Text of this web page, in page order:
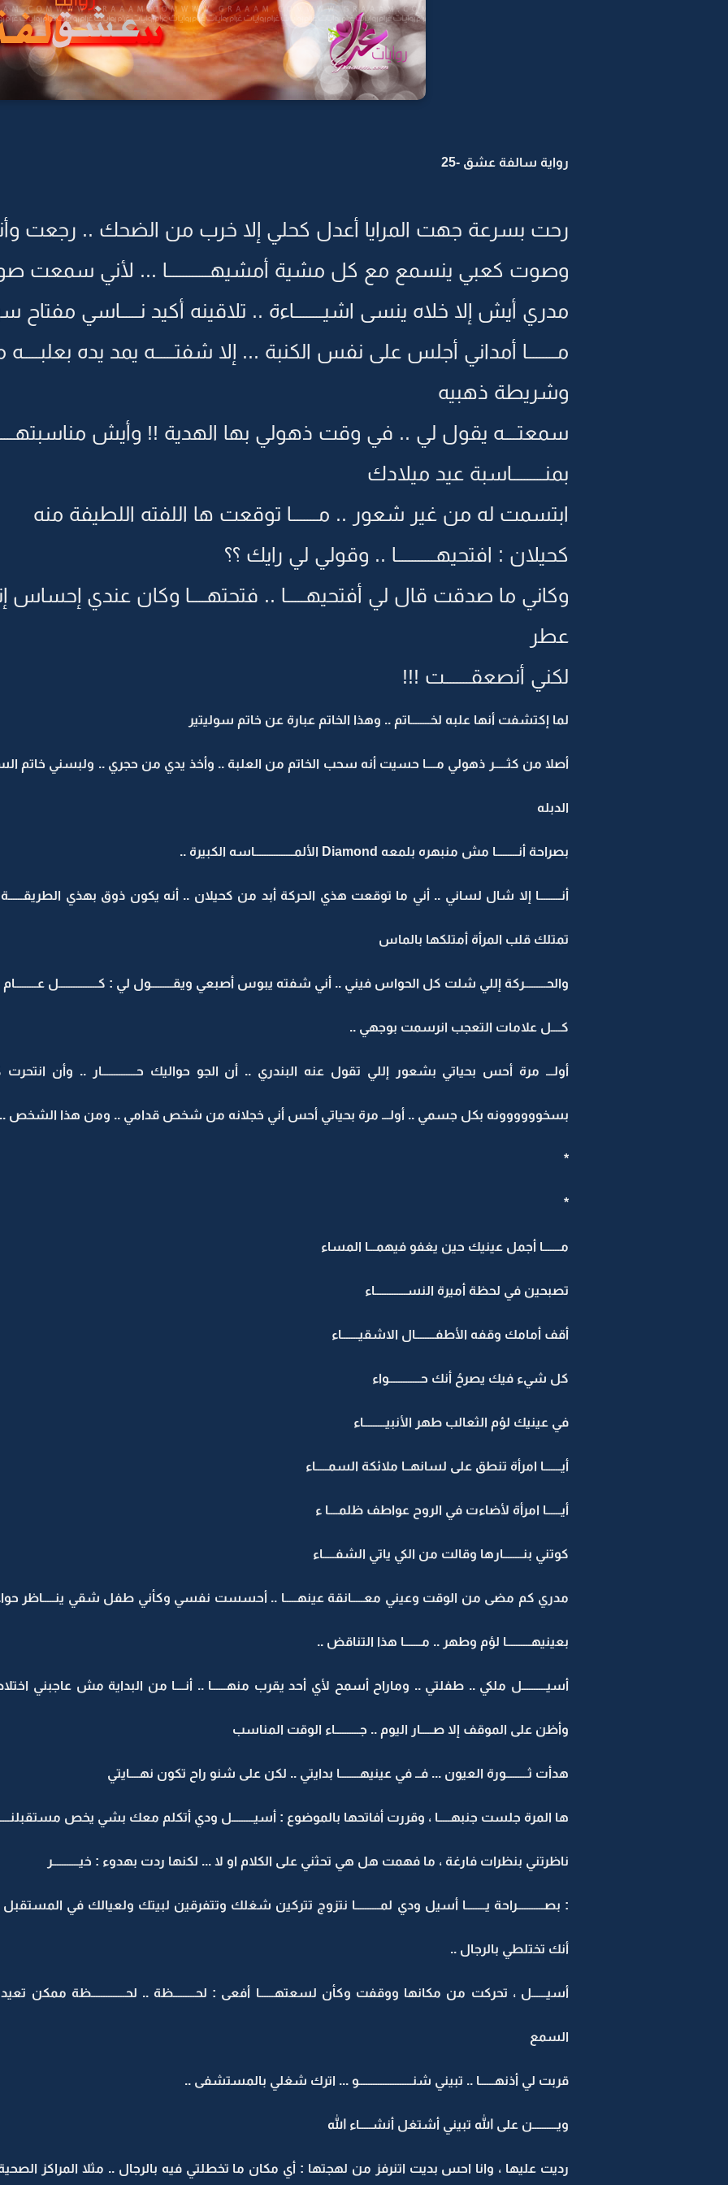
رواية سالفة عشق -25
رحت بسرعة جهت المرايا أعدل كحلي إلا خرب من الضحك .. رجعت
وصوت كعبي ينسمع مع كل مشية أمشيهـــــــــــــا ... لأني سمعت
مدري أيش إلا خلاه ينسى اشيـــــــــاءة .. تلاقينه أكيد نــــــاسي مفتاح
مـــــــــا أمداني أجلس على نفس الكنبة ... إلا شفتــــــه يمد يده بعلبـــــه
وشريطة ذهبيه
سمعتــــه يقول لي .. في وقت ذهولي بها الهدية !! وأيش
بمنــــــــــاسبة عيد ميلادك
ابتسمت له من غير شعور .. مــــــــا توقعت ها اللفته اللطيفة منه
كحيلان : افتحيهــــــــــــا .. وقولي لي رايك ؟؟
وكاني ما صدقت قال لي أفتحيهــــــا .. فتحتهـــــا وكان عندي إحساس
عطر
لكني أنصعقــــــــت !!!
لما إكتشفت أنها علبه لخــــــــاتم .. وهذا الخاتم عبارة عن خاتم سوليتير
أصلا من كثـــــر ذهولي مــــا حسيت أنه سحب الخاتم من العلبة .. وأخذ يدي من حجري .. ولبسني خاتم
الدبله
بصراحة أنـــــــــا مش منبهره بلمعه Diamond الألمــــــــــــــــاسه الكبيرة ..
أنـــــــــا إلا شال لساني .. أني ما توقعت هذي الحركة أبد من كحيلان .. أنه يكون ذوق بهذي
تمتلك قلب المرأة أمتلكها بالماس
والحـــــــــركة إللي شلت كل الحواس فيني .. أني شفته يبوس أصبعي ويقـــــــــول لي : كــــــــــــــــل
كــــل علامات التعجب انرسمت بوجهي ..
أولـــ مرة أحس بحياتي بشعور إللي تقول عنه البندري .. أن الجو حواليك حــــــــــــــار .. وأن
بسخوووووونه بكل جسمي .. أولـــ مرة بحياتي أحس أني خجلانه من شخص قدامي .. ومن هذا الشخص ..
*
*
مـــــــا أجمل عينيك حين يغفو فيهمـــا المساء
تصبحين في لحظة أميرة النســـــــــــــاء
أقف أمامك وقفه الأطفــــــــال الاشقيـــــــاء
كل شيء فيك يصرحُ أنك حـــــــــــــواء
في عينيك لؤم الثعالب طهر الأنبيـــــــــاء
أيـــــــا امرأة تنطق على لسانهــا ملائكة السمـــــاء
أيــــــا امرأة لأضاءت في الروح عواطف ظلمــــا ء
كوتني بنــــــــارها وقالت من الكي ياتي الشفـــــاء
مدري كم مضى من الوقت وعيني معـــــانقة عينهـــــا .. أحسست نفسي وكأني طفل شقي ينـــــاظر
بعينيهــــــــــا لؤم وطهر .. مـــــــا هذا التناقض ..
أسيــــــــــل ملكي .. طفلتي .. وماراح أسمح لأي أحد يقرب منهــــــا .. أنــــا من البداية مش عاجبني
وأظن على الموقف إلا صـــــار اليوم .. جــــــــــاء الوقت المناسب
هدأت ثـــــــــورة العيون ... فــ في عينيهــــــــا بدايتي .. لكن على شنو راح تكون نهــــايتي
ها المرة جلست جنبهـــــا ، وقررت أفاتحها بالموضوع : أسيـــــــــل ودي أتكلم معك بشي يخص
ناظرتني بنظرات فارغة ، ما فهمت هل هي تحثني على الكلام او لا ... لكنها ردت بهدوء : خيـــــــــــر
: بصـــــــــــراحة يــــــــا أسيل ودي لمــــــــــا نتزوج تتركين شغلك وتتفرقين لبيتك ولعيالك في
أنك تختلطي بالرجال ..
أسيــــــل ، تحركت من مكانها ووقفت وكأن لسعتهــــــا أفعى : لحـــــــــظة .. لحــــــــــــــظة ممكن
السمع
قربت لي أذنهــــــا .. تبيني شنــــــــــــــــــــــو ... اترك شغلي بالمستشفى ..
ويــــــــــن على الله تبيني أشتغل أنشـــــاء الله
رديت عليها ، وانا احس بديت اتنرفز من لهجتها : أي مكان ما تخطلتي فيه بالرجال .. مثلا المراكز